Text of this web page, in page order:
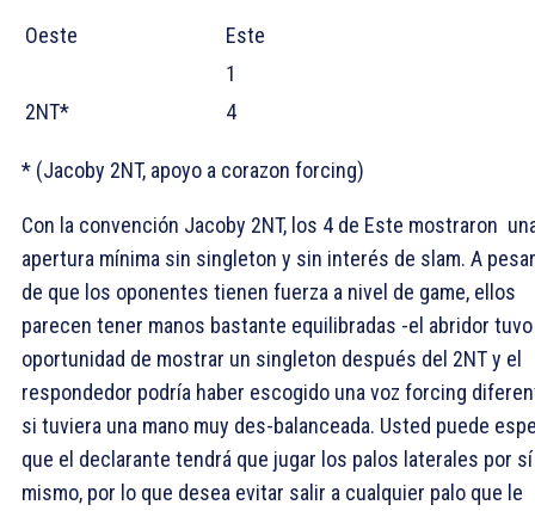
Oeste
Este
1
2NT*
4
* (Jacoby 2NT, apoyo a corazon forcing)
Con la convención Jacoby 2NT, los 4 de Este mostraron
apertura mínima sin singleton y sin interés de slam. A pesar
de que los oponentes tienen fuerza a nivel de game, ellos
parecen tener manos bastante equilibradas -el abridor
oportunidad de mostrar un singleton después del 2NT y el
respondedor podría haber escogido una voz forcing
si tuviera una mano muy des-balanceada. Usted puede
que el declarante tendrá que jugar los palos laterales por sí
mismo, por lo que desea evitar salir a cualquier palo que le